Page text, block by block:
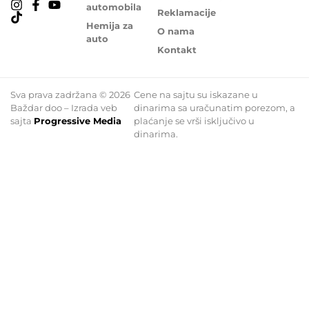
automobila
Hemija za
auto
Reklamacije
O nama
Kontakt
Sva prava zadržana © 2026
Baždar doo – Izrada veb
sajta Progressive Media
Cene na sajtu su iskazane u
dinarima sa uračunatim porezom, a
plaćanje se vrši isključivo u
dinarima.